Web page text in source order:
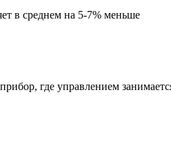
в среднем на 5-7% меньше
где управлением